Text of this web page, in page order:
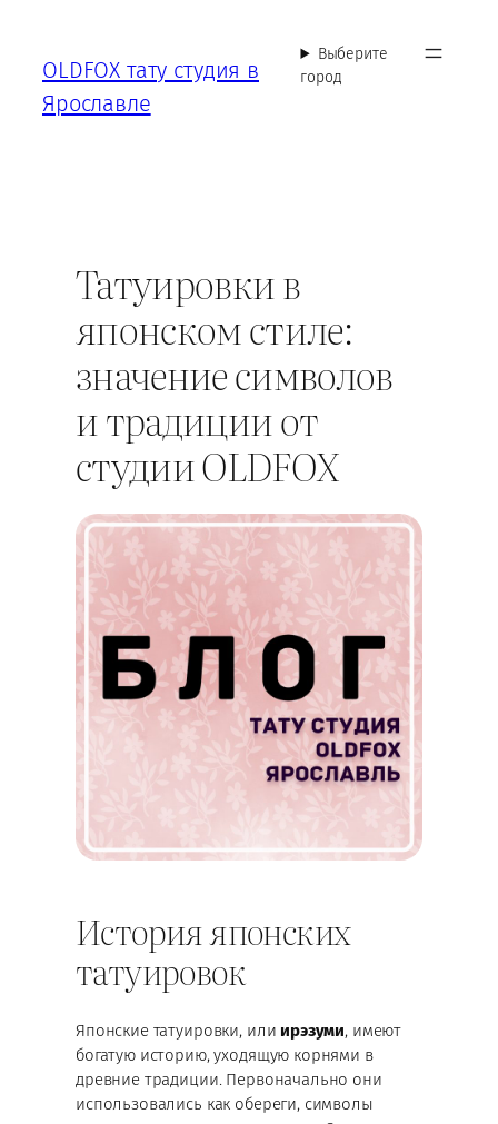
содержимому
OLDFOX тату студия в
Ярославле
Выберите
город
Татуировки в
японском стиле:
значение символов
и традиции от
студии OLDFOX
История японских
татуировок
Японские татуировки, или ирэзуми, имеют
богатую историю, уходящую корнями в
древние традиции. Первоначально они
использовались как обереги, символы